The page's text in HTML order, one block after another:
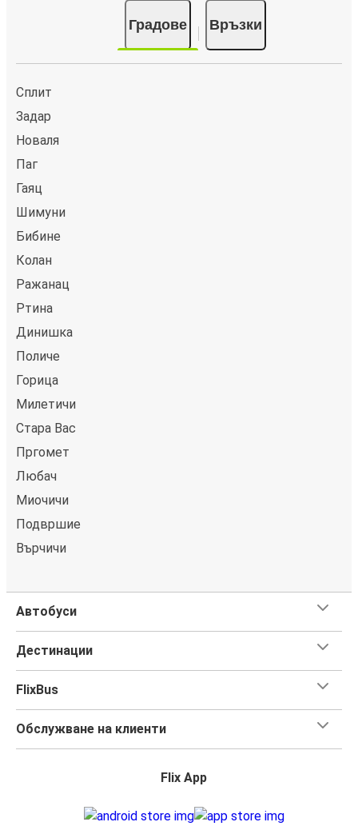
Градове Връзки
Сплит
Задар
Новаля
Паг
Гаяц
Шимуни
Бибине
Колан
Ражанац
Ртина
Динишка
Поличе
Горица
Милетичи
Стара Вас
Пргомет
Любач
Миочичи
Подвршие
Върчичи
Автобуси
Дестинации
FlixBus
Обслужване на клиенти
Flix App